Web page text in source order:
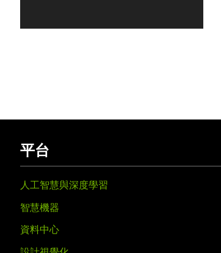
平台
人工智慧與深度學習
智慧機器
資料中心